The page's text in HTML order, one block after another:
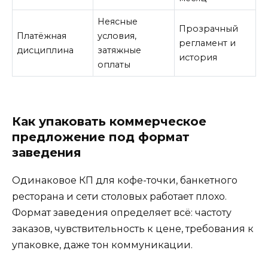
Платёжная
дисциплина
Неясные
условия,
затяжные
оплаты
Прозрачный
регламент и
история
Как упаковать коммерческое
предложение под формат
заведения
Одинаковое КП для кофе-точки, банкетного
ресторана и сети столовых работает плохо.
Формат заведения определяет всё: частоту
заказов, чувствительность к цене, требования к
упаковке, даже тон коммуникации.